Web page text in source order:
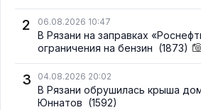
2 06.08.2026 10:47
В Рязани на заправках
ограничения на бензин (1873)
3 04.08.2026 20:02
В Рязани обрушилась крыша
Юннатов (1592)